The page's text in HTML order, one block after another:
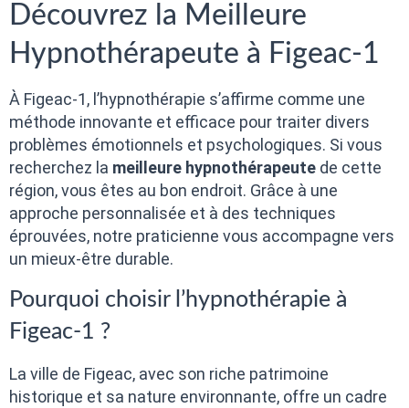
Découvrez la Meilleure
Hypnothérapeute à Figeac-1
À Figeac-1, l’hypnothérapie s’affirme comme une
méthode innovante et efficace pour traiter divers
problèmes émotionnels et psychologiques. Si vous
recherchez la meilleure hypnothérapeute de cette
région, vous êtes au bon endroit. Grâce à une
approche personnalisée et à des techniques
éprouvées, notre praticienne vous accompagne vers
un mieux-être durable.
Pourquoi choisir l’hypnothérapie à
Figeac-1 ?
La ville de Figeac, avec son riche patrimoine
historique et sa nature environnante, offre un cadre